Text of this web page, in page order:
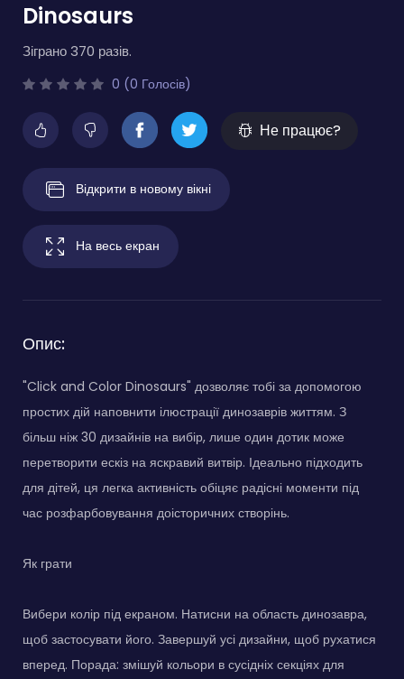
Dinosaurs
Зіграно 370 разів.
0 (0 Голосів)
Не працює?
Відкрити в новому вікні
На весь екран
Опис:
"Click and Color Dinosaurs" дозволяє тобі за допомогою
простих дій наповнити ілюстрації динозаврів життям. З
більш ніж 30 дизайнів на вибір, лише один дотик може
перетворити ескіз на яскравий витвір. Ідеально підходить
для дітей, ця легка активність обіцяє радісні моменти під
час розфарбовування доісторичних створінь.
Як грати
Вибери колір під екраном. Натисни на область динозавра,
щоб застосувати його. Завершуй усі дизайни, щоб рухатися
вперед. Порада: змішуй кольори в сусідніх секціях для